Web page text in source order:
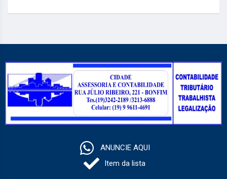
ANUNCIE AQUI
Item da lista